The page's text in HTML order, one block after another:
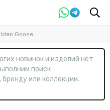
Goose
новинок и изделий нет
поиск
или коллекции.